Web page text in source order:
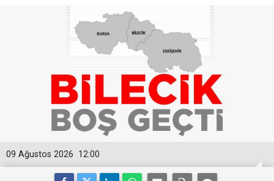
12:00
09 Ağustos 2026